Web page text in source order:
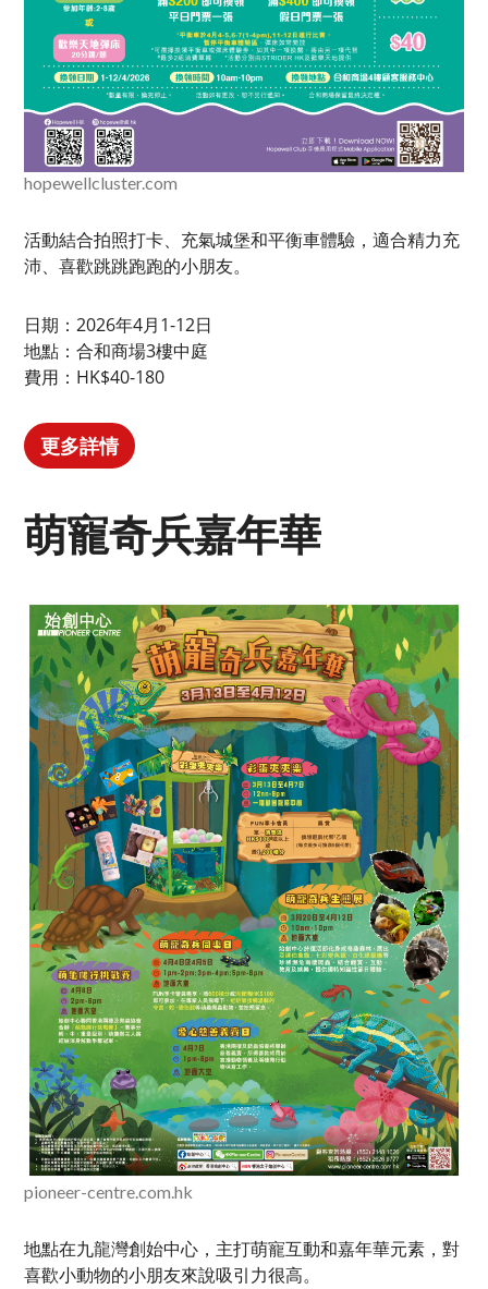
hopewellcluster.com
活動結合拍照打卡、充氣城堡和平衡車體驗，適合精力充
沛、喜歡跳跳跑跑的小朋友。
日期：2026年4月1-12日
地點：合和商場3樓中庭
費用：HK$40-180
更多詳情
萌寵奇兵嘉年華
pioneer-centre.com.hk
地點在九龍灣創始中心，主打萌寵互動和嘉年華元素，對
喜歡小動物的小朋友來說吸引力很高。